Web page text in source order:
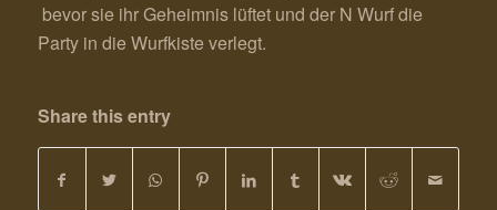
bevor sie ihr Geheimnis lüftet und der N Wurf die
Party in die Wurfkiste verlegt.
Share this entry